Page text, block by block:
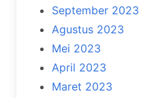
September 2023
Agustus 2023
Mei 2023
April 2023
Maret 2023